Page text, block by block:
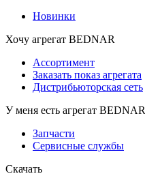
Новинки
Хочу агрегат BEDNAR
Ассортимент
Заказать показ агрегата
Дистрибьюторская сеть
У меня есть агрегат BEDNAR
Запчасти
Сервисные службы
Скачать